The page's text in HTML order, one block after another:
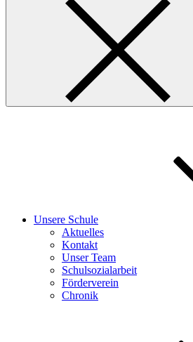
Unsere Schule
Aktuelles
Kontakt
Unser Team
Schulsozialarbeit
Förderverein
Chronik